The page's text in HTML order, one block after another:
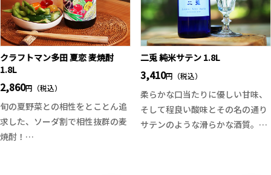
さらにイタリアの老舗ワイナリー
フローリオ社のマルサラワイン樽
を採用。
香水のように華やかでフローラ
ル。蜜を含んだ花やオークのニュ
アンス、トフィーとバニラの豊か
な甘みに、ブラックペッパーの刺
激。スパイシーで温かみのある余
韻が心地よく広がります。
クラフトマン多田 夏恋 麦焼酎
1.8L
2,860円（税込）
旬の夏野菜との相性をとことん追
求した、ソーダ割で相性抜群の麦
焼酎！
二兎 純米サテン 1.8L
3,410円（税込）
柔らかな口当たりに優しい甘味、
そして程良い酸味とその名の通り
サテンのような滑らかな酒質。